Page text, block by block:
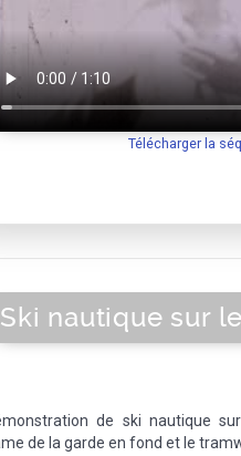
Télécharger la
Ski nautique sur
de ski nautique
de la garde en fond et le